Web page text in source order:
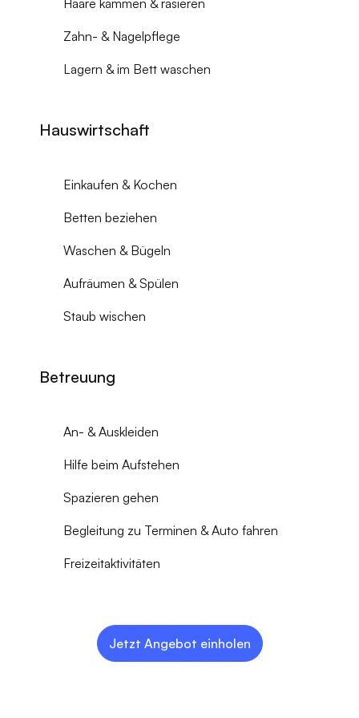
Zahn- & Nagelpflege
Lagern & im Bett waschen
Hauswirtschaft
Einkaufen & Kochen
Betten beziehen
Waschen & Bügeln
Aufräumen & Spülen
Staub wischen
Betreuung
An- & Auskleiden
Hilfe beim Aufstehen
Spazieren gehen
Begleitung zu Terminen & Auto fahren
Freizeitaktivitäten
Jetzt Angebot einholen